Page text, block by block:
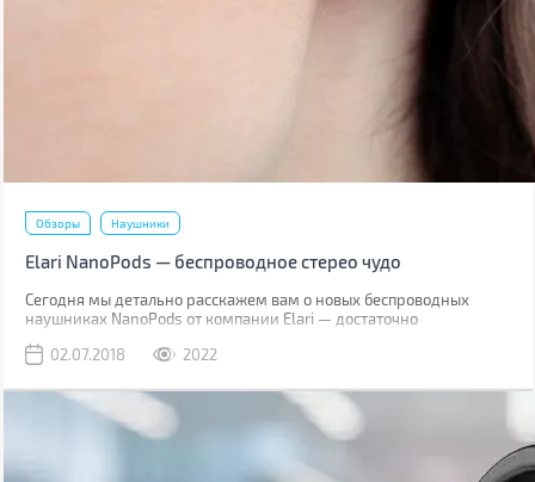
Обзоры Наушники
Elari NanoPods — беспроводное стерео чудо
Сегодня мы детально расскажем вам о новых беспроводных
наушниках NanoPods от компании Elari — достаточно
позиционирует свое новое детище как наушники со звучанием
02.07.2018 2022